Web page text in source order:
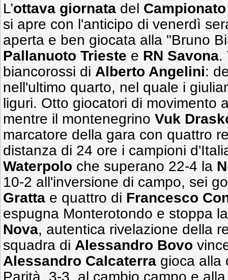
L’ottava giornata del
si apre con l'anticipo di venerdì
aperta e ben giocata alla "Bruno
Pallanuoto Trieste e RN Savona.
biancorossi di Alberto Angelini:
nell'ultimo quarto, nel quale i
liguri. Otto giocatori di movimento
mentre il montenegrino Vuk
marcatore della gara con quattro
distanza di 24 ore i campioni
Waterpolo che superano 22-4 la
10-2 all'inversione di campo, sei
Gratta e quattro di Francesco
espugna Monterotondo e stoppa
Nova, autentica rivelazione della
squadra di Alessandro Bovo
Alessandro Calcaterra gioca alla
Parità, 3-3, al cambio campo e